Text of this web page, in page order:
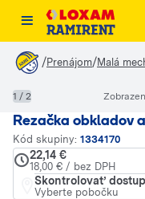
/Prenájom/Malá
Rezačka obkladov
Kód skupiny: 1334170
22,14 €
18,00 € / bez DPH
Skontrolovať
Vyberte pobočku
1 / 2